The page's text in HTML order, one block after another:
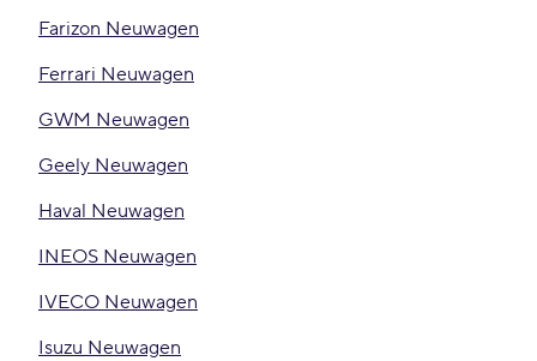
Farizon Neuwagen
Ferrari Neuwagen
GWM Neuwagen
Geely Neuwagen
Haval Neuwagen
INEOS Neuwagen
IVECO Neuwagen
Isuzu Neuwagen